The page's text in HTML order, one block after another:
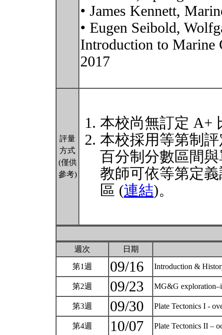
• James Kennett,
• Eugen Seibold,
Introduction to Marine
2017
評量
方式
(僅供
參考)
本校尚無訂定 A+
本校採用等第制
百分制分數區間
教師可依等第定
區 (連結)。
週次 日期
第1週 09/16 Introduction &
第2週 09/23 MG&G
第3週 09/30 Plate Tectonics I -
第4週 10/07 Plate Tectonics II –